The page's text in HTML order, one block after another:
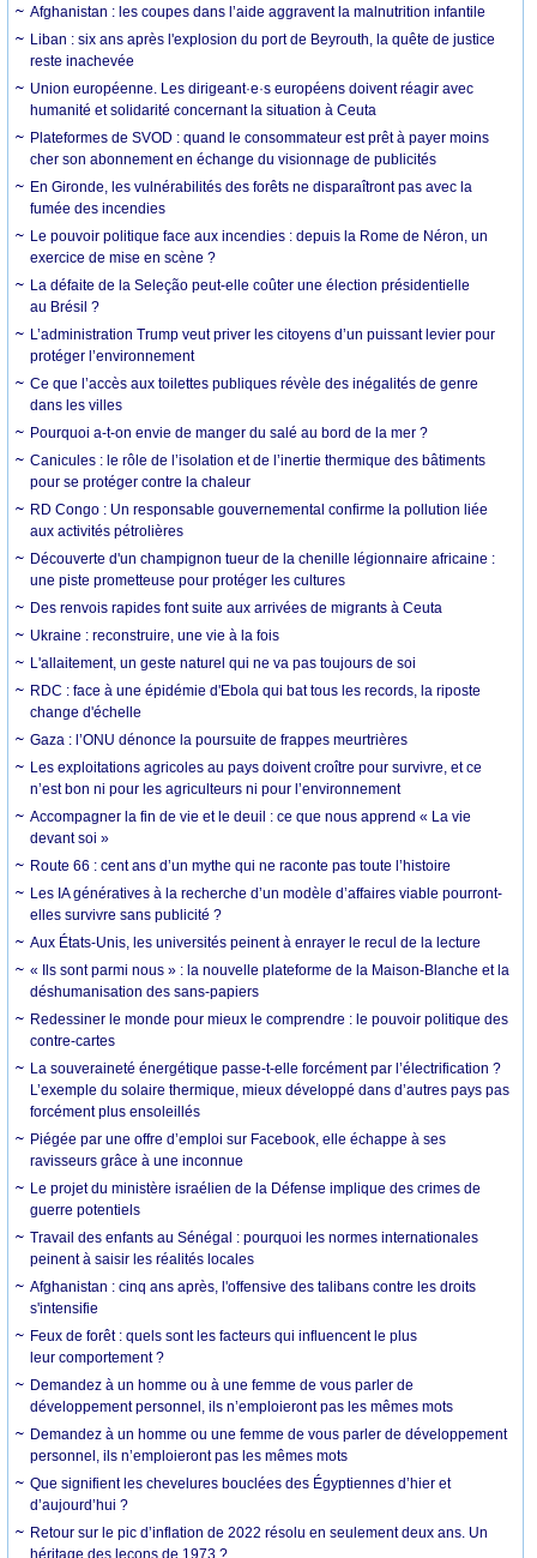
Afghanistan : les coupes dans l’aide aggravent la malnutrition infantile
Liban : six ans après l'explosion du port de Beyrouth, la quête de justice
reste inachevée
Union européenne. Les dirigeant·e·s européens doivent réagir avec
humanité et solidarité concernant la situation à Ceuta
Plateformes de SVOD : quand le consommateur est prêt à payer moins
cher son abonnement en échange du visionnage de publicités
En Gironde, les vulnérabilités des forêts ne disparaîtront pas avec la
fumée des incendies
Le pouvoir politique face aux incendies : depuis la Rome de Néron, un
exercice de mise en scène ?
La défaite de la Seleção peut-elle coûter une élection présidentielle
au Brésil ?
L’administration Trump veut priver les citoyens d’un puissant levier pour
protéger l’environnement
Ce que l’accès aux toilettes publiques révèle des inégalités de genre
dans les villes
Pourquoi a-t-on envie de manger du salé au bord de la mer ?
Canicules : le rôle de l’isolation et de l’inertie thermique des bâtiments
pour se protéger contre la chaleur
RD Congo : Un responsable gouvernemental confirme la pollution liée
aux activités pétrolières
Découverte d'un champignon tueur de la chenille légionnaire africaine :
une piste prometteuse pour protéger les cultures
Des renvois rapides font suite aux arrivées de migrants à Ceuta
Ukraine : reconstruire, une vie à la fois
L'allaitement, un geste naturel qui ne va pas toujours de soi
RDC : face à une épidémie d'Ebola qui bat tous les records, la riposte
change d'échelle
Gaza : l’ONU dénonce la poursuite de frappes meurtrières
Les exploitations agricoles au pays doivent croître pour survivre, et ce
n’est bon ni pour les agriculteurs ni pour l’environnement
Accompagner la fin de vie et le deuil : ce que nous apprend « La vie
devant soi »
Route 66 : cent ans d’un mythe qui ne raconte pas toute l’histoire
Les IA génératives à la recherche d’un modèle d’affaires viable pourront-
elles survivre sans publicité ?
Aux États-Unis, les universités peinent à enrayer le recul de la lecture
« Ils sont parmi nous » : la nouvelle plateforme de la Maison-Blanche et la
déshumanisation des sans-papiers
Redessiner le monde pour mieux le comprendre : le pouvoir politique des
contre-cartes
La souveraineté énergétique passe-t-elle forcément par l’électrification ?
L’exemple du solaire thermique, mieux développé dans d’autres pays pas
forcément plus ensoleillés
Piégée par une offre d’emploi sur Facebook, elle échappe à ses
ravisseurs grâce à une inconnue
Le projet du ministère israélien de la Défense implique des crimes de
guerre potentiels
Travail des enfants au Sénégal : pourquoi les normes internationales
peinent à saisir les réalités locales
Afghanistan : cinq ans après, l'offensive des talibans contre les droits
s'intensifie
Feux de forêt : quels sont les facteurs qui influencent le plus
leur comportement ?
Demandez à un homme ou à une femme de vous parler de
développement personnel, ils n’emploieront pas les mêmes mots
Demandez à un homme ou une femme de vous parler de développement
personnel, ils n’emploieront pas les mêmes mots
Que signifient les chevelures bouclées des Égyptiennes d’hier et
d’aujourd’hui ?
Retour sur le pic d’inflation de 2022 résolu en seulement deux ans. Un
héritage des leçons de 1973 ?